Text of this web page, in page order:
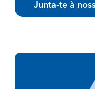
Junta-te à